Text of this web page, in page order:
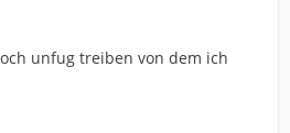
unfug treiben von dem ich